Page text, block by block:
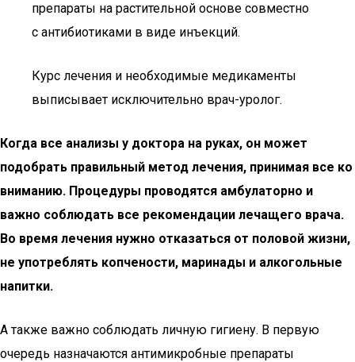
препараты на растительной основе совместно
с антибиотиками в виде инъекций.
Курс лечения и необходимые медикаменты
выписывает исключительно врач-уролог.
Когда все анализы у доктора на руках, он может
подобрать правильный метод лечения, принимая все ко
вниманию. Процедуры проводятся амбулаторно и
важно соблюдать все рекомендации лечащего врача.
Во время лечения нужно отказаться от половой жизни,
не употреблять копчености, маринады и алкогольные
напитки.
А также важно соблюдать личную гигиену. В первую
очередь назначаются антимикробные препараты